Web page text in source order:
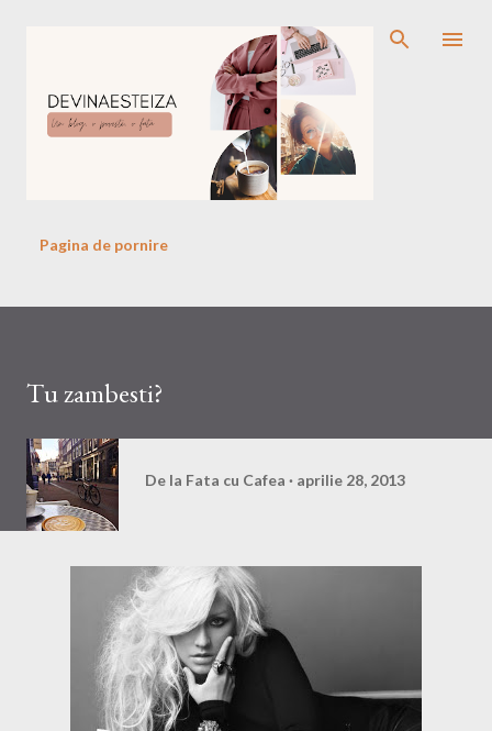
Treceți la conținutul principal
Pagina de pornire
Tu zambesti?
De la Fata cu Cafea aprilie 28, 2013